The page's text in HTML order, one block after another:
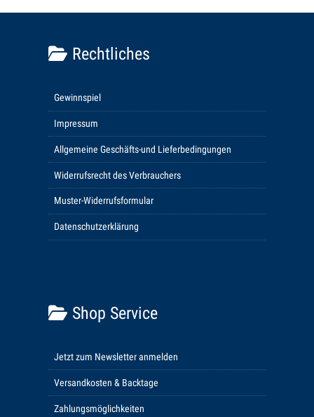
Rechtliches
Gewinnspiel
Impressum
Allgemeine Geschäfts-und Lieferbedingungen
Widerrufsrecht des Verbrauchers
Muster-Widerrufsformular
Datenschutzerklärung
Shop Service
Jetzt zum Newsletter anmelden
Versandkosten & Backtage
Zahlungsmöglichkeiten